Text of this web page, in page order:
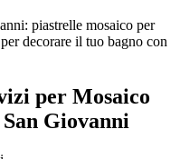
piastrelle mosaico per
decorare il tuo bagno con
per Mosaico
Giovanni